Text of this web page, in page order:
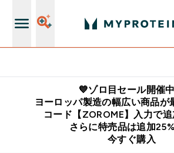
💙ゾロ目セール開催
ヨーロッパ製造の幅広い商品が
コード【ZOROME】入力で追
さらに特売品は追加
今すぐ購入